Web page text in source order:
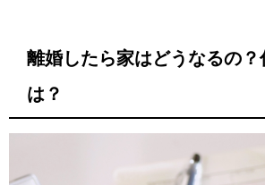
離婚したら家はどうなるの？
は？